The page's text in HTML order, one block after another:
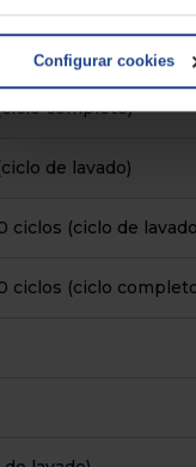
Configurar cookies
+ secado
completo)
de lavado)
ciclos (ciclo de
ciclos (ciclo